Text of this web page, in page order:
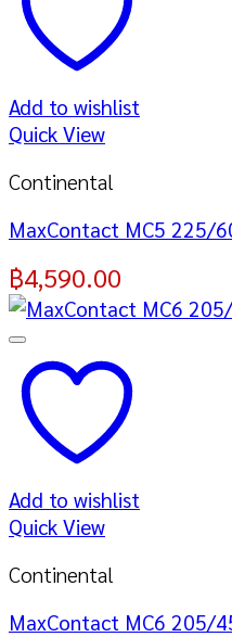
Add to wishlist
Quick View
Continental
MaxContact MC5 225/
฿4,590.00
Add to wishlist
Quick View
Continental
MaxContact MC6 205/